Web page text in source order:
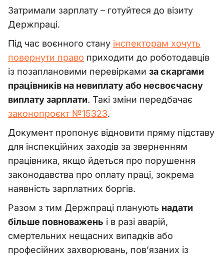
Затримали зарплату – готуйтеся до візиту
Держпраці.
Під час воєнного стану інспекторам хочуть
повернути право приходити до роботодавців
із позаплановими перевірками за скаргами
працівників на невиплату або несвоєчасну
виплату зарплати. Такі зміни передбачає
законопроєкт №15323.
Документ пропонує відновити пряму підставу
для інспекційних заходів за зверненням
працівника, якщо йдеться про порушення
законодавства про оплату праці, зокрема
наявність зарплатних боргів.
Разом з тим Держпраці планують надати
більше повноважень і в разі аварій,
смертельних нещасних випадків або
професійних захворювань, пов’язаних із